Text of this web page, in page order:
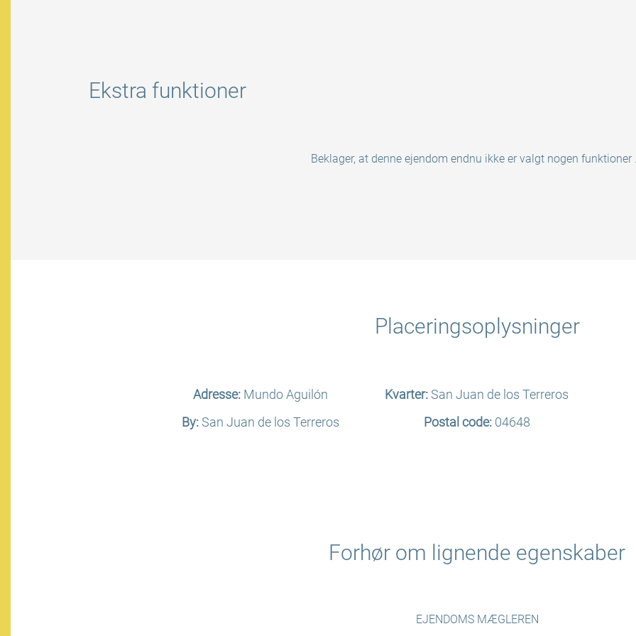
Ekstra funktioner
Beklager, at denne ejendom endnu ikke er valgt nogen funktioner
Placeringsoplysninger
Adresse:Mundo Aguilón
By:San Juan de los Terreros
Kvarter: San Juan de los Terreros
Postal code:04648
Forhør om lignende egenskaber
EJENDOMS MÆGLEREN